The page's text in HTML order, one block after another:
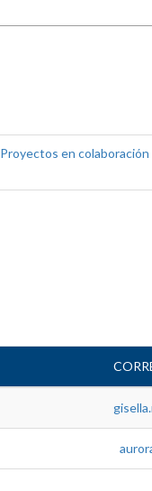
Proyectos en colaboración